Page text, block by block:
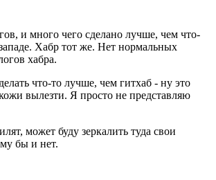
и много чего сделано лучше, чем что-
Хабр тот же. Нет нормальных
хабра.
что-то лучше, чем гитхаб - ну это
вылезти. Я просто не представляю
может буду зеркалить туда свои
бы и нет.